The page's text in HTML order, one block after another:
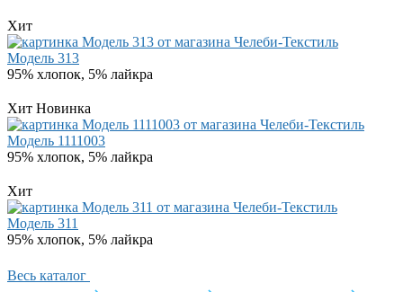
Хит
Модель 313
95% хлопок, 5% лайкра
Хит Новинка
Модель 1111003
95% хлопок, 5% лайкра
Хит
Модель 311
95% хлопок, 5% лайкра
Весь каталог